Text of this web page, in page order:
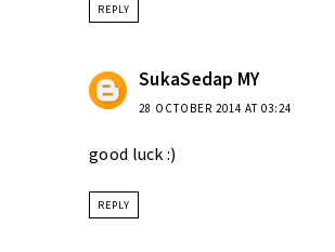
REPLY
SukaSedap MY
28 OCTOBER 2014 AT 03:24
good luck :)
REPLY